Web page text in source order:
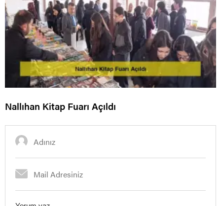
Nallıhan Kitap Fuarı Açıldı